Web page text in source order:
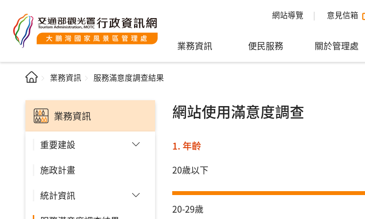
網站導覽 意見信箱
業務資訊 便民服務 關於管理處
業務資訊 服務滿意度調查結果
業務資訊
重要建設
施政計畫
統計資訊
網站使用滿意度調查
1. 年齡
20歲以下
20-29歲